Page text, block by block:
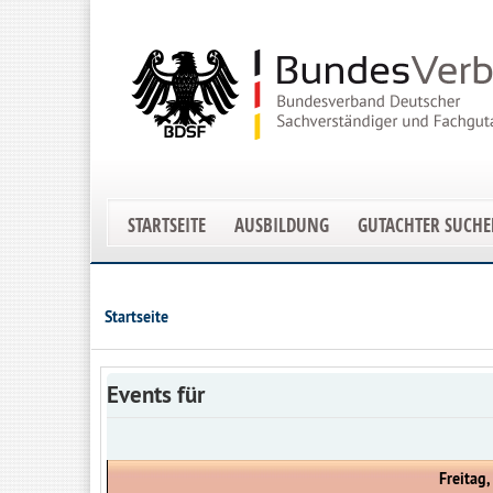
STARTSEITE AUSBILDUNG GUTACHTER
Startseite
Events für